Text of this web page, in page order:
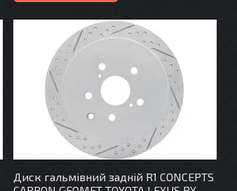
Диск гальмівний задній R1 CONCEPTS